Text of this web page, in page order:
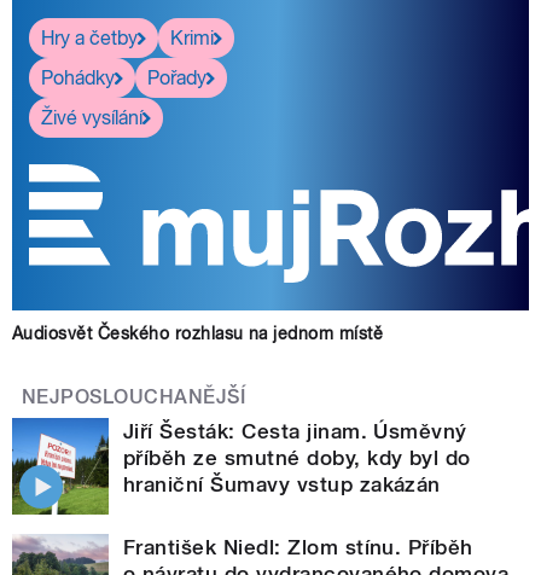
Hry a četby
Krimi
Pohádky
Pořady
Živé vysílání
Audiosvět Českého rozhlasu na jednom místě
NEJPOSLOUCHANĚJŠÍ
Jiří Šesták: Cesta jinam. Úsměvný
příběh ze smutné doby, kdy byl do
hraniční Šumavy vstup zakázán
František Niedl: Zlom stínu. Příběh